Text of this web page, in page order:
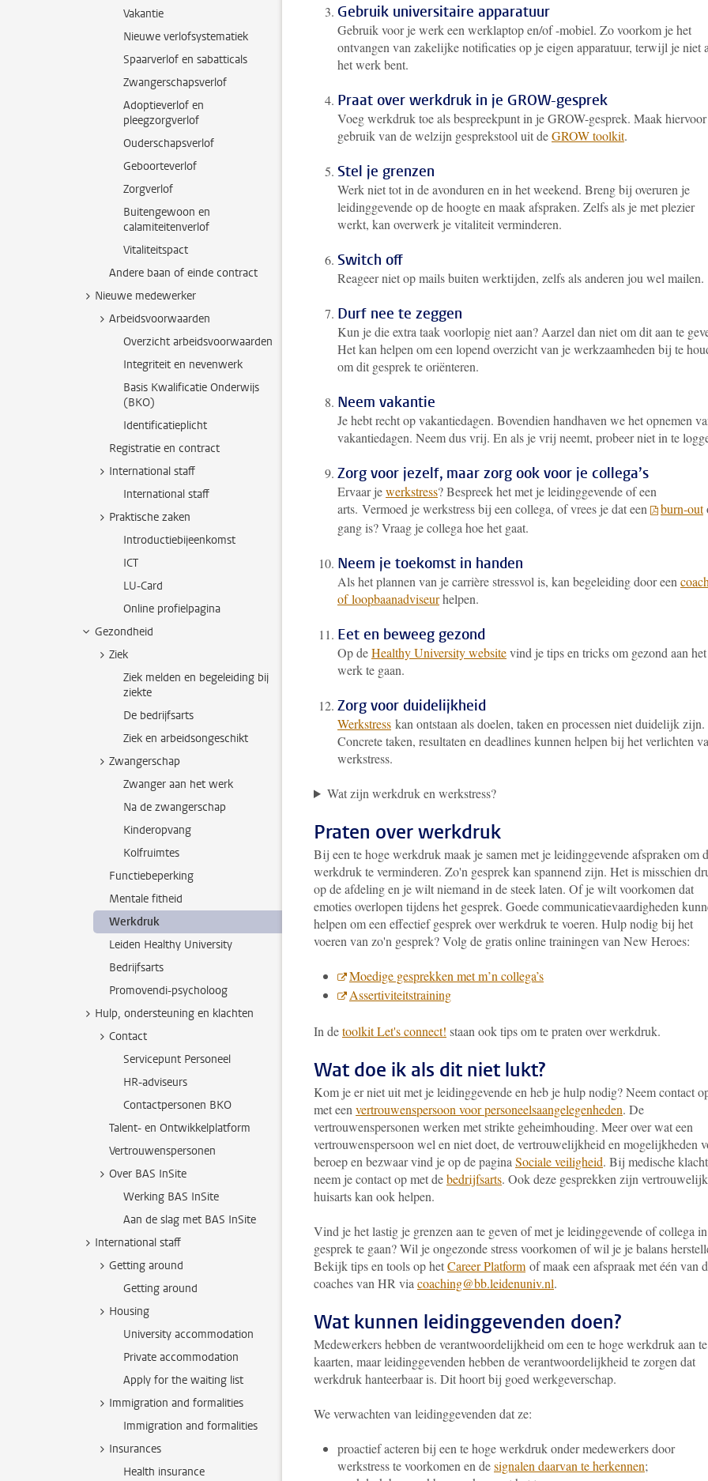
Vakantie
Nieuwe verlofsystematiek
Spaarverlof en sabatticals
Zwangerschapsverlof
Adoptieverlof en
pleegzorgverlof
Ouderschapsverlof
Geboorteverlof
Zorgverlof
Buitengewoon en
calamiteitenverlof
Vitaliteitspact
Andere baan of einde contract
Nieuwe medewerker
Arbeidsvoorwaarden
Overzicht arbeidsvoorwaarden
Integriteit en nevenwerk
Basis Kwalificatie Onderwijs
(BKO)
Identificatieplicht
Registratie en contract
International staff
International staff
Praktische zaken
Introductiebijeenkomst
ICT
LU-Card
Online profielpagina
Gezondheid
Ziek
Ziek melden en begeleiding bij
ziekte
De bedrijfsarts
Ziek en arbeidsongeschikt
Zwangerschap
Zwanger aan het werk
Na de zwangerschap
Kinderopvang
Kolfruimtes
Functiebeperking
Mentale fitheid
Werkdruk
Leiden Healthy University
Bedrijfsarts
Promovendi-psycholoog
Hulp, ondersteuning en klachten
Contact
Servicepunt Personeel
HR-adviseurs
Contactpersonen BKO
Talent- en Ontwikkelplatform
Vertrouwenspersonen
Over BAS InSite
Werking BAS InSite
Aan de slag met BAS InSite
International staff
Getting around
Getting around
Housing
University accommodation
Private accommodation
Apply for the waiting list
Immigration and formalities
Immigration and formalities
Insurances
Health insurance
Gebruik universitaire apparatuur
Gebruik voor je werk een werklaptop en/of -mobiel. Zo voorkom je het
ontvangen van zakelijke notificaties op je eigen apparatuur, terwijl je niet
het werk bent.
Praat over werkdruk in je GROW-gesprek
Voeg werkdruk toe als bespreekpunt in je GROW-gesprek. Maak hiervoor
gebruik van de welzijn gesprekstool uit deGROW toolkit.
Stel je grenzen
Werk niet tot in de avonduren en in het weekend. Breng bij overuren je
leidinggevende op de hoogte en maak afspraken. Zelfs als je met plezier
werkt, kan overwerk je vitaliteit verminderen.
Switch off
Reageer niet op mails buiten werktijden, zelfs als anderen jou wel mailen.
Durf nee te zeggen
Kun je die extra taak voorlopig niet aan? Aarzel dan niet om dit aan te
Het kan helpen om een lopend overzicht van je werkzaamheden bij te
om dit gesprek te oriënteren.
Neem vakantie
Je hebt recht op vakantiedagen. Bovendien handhaven we het opnemen
vakantiedagen. Neem dus vrij. En als je vrij neemt, probeer niet in te
Zorg voor jezelf, maar zorg ook voor je collega’s
Ervaar jewerkstress? Bespreek het met je leidinggevende of een
arts. Vermoed je werkstress bij een collega, of vrees je dat een burn-out
gang is? Vraag je collega hoe het gaat.
Neem je toekomst in handen
Als het plannen van je carrière stressvol is, kan begeleiding door een coach
of loopbaanadviseurhelpen.
Eet en beweeg gezond
Op deHealthy University websitevind je tips en tricks om gezond aan het
werk te gaan.
Zorg voor duidelijkheid
Werkstress kan ontstaan als doelen, taken en processen niet duidelijk zijn.
Concrete taken, resultaten en deadlines kunnen helpen bij het verlichten
werkstress.
Wat zijn werkdruk en werkstress?
Praten over werkdruk
Bij een te hoge werkdruk maak je samen met je leidinggevende afspraken om
werkdruk te verminderen. Zo'n gesprek kan spannend zijn. Het is misschien
op de afdeling en je wilt niemand in de steek laten. Of je wilt voorkomen dat
emoties overlopen tijdens het gesprek. Goede communicatievaardigheden
helpen om een effectief gesprek over werkdruk te voeren. Hulp nodig bij het
voeren van zo'n gesprek? Volg de gratis online trainingen van New Heroes:
Moedige gesprekken met m’n collega’s
Assertiviteitstraining
In detoolkit Let's connect! staan ook tips om te praten over werkdruk.
Wat doe ik als dit niet lukt?
Kom je er niet uit met je leidinggevende en heb je hulp nodig? Neem contact
met een vertrouwenspersoon voor personeelsaangelegenheden. De
vertrouwenspersonen werken met strikte geheimhouding. Meer over wat een
vertrouwenspersoon wel en niet doet, de vertrouwelijkheid en mogelijkheden
beroep en bezwaar vind je op de pagina Sociale veiligheid. Bij medische
neem je contact op met debedrijfsarts. Ook deze gesprekken zijn
huisarts kan ook helpen.
Vind je het lastig je grenzen aan te geven of met je leidinggevende of collega in
gesprek te gaan? Wil je ongezonde stress voorkomen of wil je je balans
Bekijk tips en tools op hetCareer Platform of maak een afspraak met één van
coaches van HR via coaching@bb.leidenuniv.nl.
Wat kunnen leidinggevenden doen?
Medewerkers hebben de verantwoordelijkheid om een te hoge werkdruk aan te
kaarten, maar leidinggevenden hebben de verantwoordelijkheid te zorgen dat
werkdruk hanteerbaar is. Dit hoort bij goed werkgeverschap.
We verwachten van leidinggevenden dat ze:
proactief acteren bij een te hoge werkdruk onder medewerkers door
werkstress te voorkomen en designalen daarvan te herkennen;